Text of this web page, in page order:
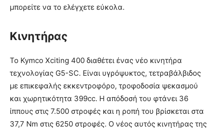
μπορείτε να το ελέγχετε εύκολα.
Κινητήρας
Το Kymco Xciting 400 διαθέτει ένας νέο κινητήρα
τεχνολογίας G5-SC. Είναι υγρόψυκτος, τετραβάλβιδος
με επικεφαλής εκκεντροφόρο, τροφοδοσία ψεκασμού
και χωρητικότητα 399cc. Η απόδοσή του φτάνει 36
ίππους στις 7.500 στροφές και η ροπή του βρίσκεται στα
37,7 Nm στις 6250 στροφές. Ο νέος αυτός κινητήρας της